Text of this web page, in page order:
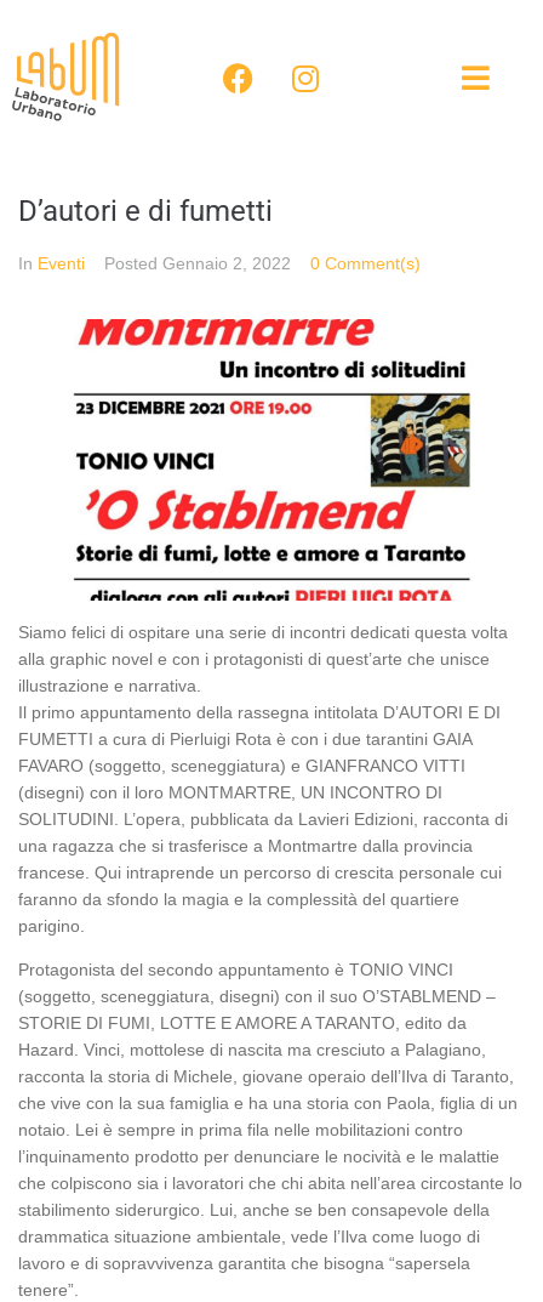
D’autori e di fumetti
In Eventi Posted Gennaio 2, 2022 0 Comment(s)
Siamo felici di ospitare una serie di incontri dedicati questa volta
alla graphic novel e con i protagonisti di quest’arte che unisce
illustrazione e narrativa.
Il primo appuntamento della rassegna intitolata D’AUTORI E DI
FUMETTI a cura di Pierluigi Rota è con i due tarantini GAIA
FAVARO (soggetto, sceneggiatura) e GIANFRANCO VITTI
(disegni) con il loro MONTMARTRE, UN INCONTRO DI
SOLITUDINI. L’opera, pubblicata da Lavieri Edizioni, racconta di
una ragazza che si trasferisce a Montmartre dalla provincia
francese. Qui intraprende un percorso di crescita personale cui
faranno da sfondo la magia e la complessità del quartiere
parigino.
Protagonista del secondo appuntamento è TONIO VINCI
(soggetto, sceneggiatura, disegni) con il suo O’STABLMEND –
STORIE DI FUMI, LOTTE E AMORE A TARANTO, edito da
Hazard. Vinci, mottolese di nascita ma cresciuto a Palagiano,
racconta la storia di Michele, giovane operaio dell’Ilva di Taranto,
che vive con la sua famiglia e ha una storia con Paola, figlia di un
notaio. Lei è sempre in prima fila nelle mobilitazioni contro
l’inquinamento prodotto per denunciare le nocività e le malattie
che colpiscono sia i lavoratori che chi abita nell’area circostante lo
stabilimento siderurgico. Lui, anche se ben consapevole della
drammatica situazione ambientale, vede l’Ilva come luogo di
lavoro e di sopravvivenza garantita che bisogna “sapersela
tenere”.